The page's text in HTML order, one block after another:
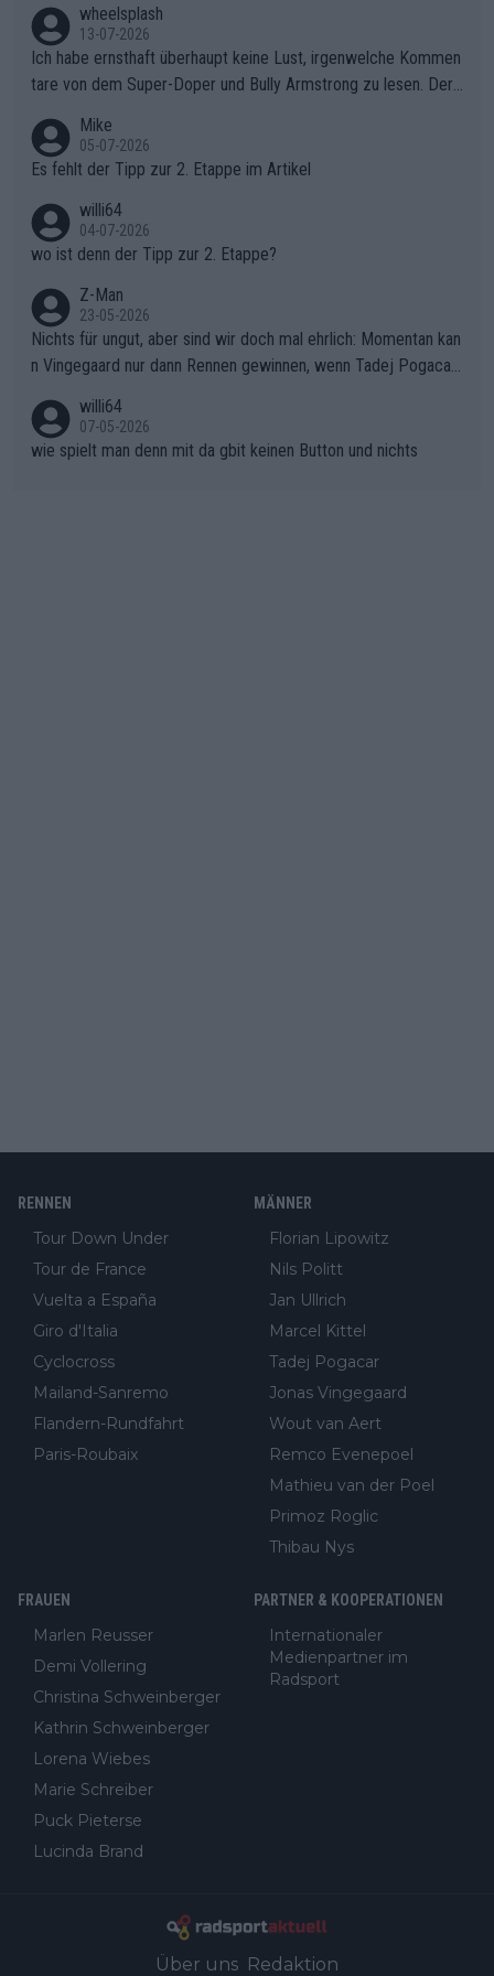
s Berges kontinuierlich auszubauen.Die Quittung im FinaleReus
sers Einbruch: Erst als Reusser komplett einbrach, übernahm V
ollering die Initiative.Zu spätes Erwachen: Zu diesem Zeitpunkt
war das Loch zu Niewiadoma bereits zu groß, um es im Allein
en.Teurer Sekundenpoker: Die Quittung sind nun 15 Sekunden
Rückstand im Gesamtklassement – ein Polster, das Niewiado
gibt. Diese Etappe wird sicher als der psychologische Wendep
unkt dieser Tour in die Geschichte eingehen. Wenn man bei so
einem harten Aufstieg einmal den Moment verpasst und der K
onkurrentin die "zweite Luft" schenkt, ist der Schaden am Ber
g kaum noch zu reparieren.Vor uns liegt nun das große Finale R
ichtung Nizza. Niewiadoma hat psychologisch Oberwasser, ab
er SD Worx und Vollering müssen jetzt All-In gehen. (gregman
n)
wheelsplash
13-07-2026
Ich habe ernsthaft überhaupt keine Lust, irgenwelche Kommen
tare von dem Super-Doper und Bully Armstrong zu lesen. Der
r die gehört nicht in dieses Medium!
Mike
05-07-2026
Es fehlt der Tipp zur 2. Etappe im Artikel
willi64
04-07-2026
wo ist denn der Tipp zur 2. Etappe?
Z-Man
23-05-2026
Nichts für ungut, aber sind wir doch mal ehrlich: Momentan kan
n Vingegaard nur dann Rennen gewinnen, wenn Tadej Pogacar
willi64
07-05-2026
wie spielt man denn mit da gbit keinen Button und nichts
RENNEN
Tour Down Under
Tour de France
Vuelta a España
Giro d'Italia
Cyclocross
Mailand-Sanremo
Flandern-Rundfahrt
Paris-Roubaix
MÄNNER
Florian Lipowitz
Nils Politt
Jan Ullrich
Marcel Kittel
Tadej Pogacar
Jonas Vingegaard
Wout van Aert
Remco Evenepoel
Mathieu van der Poel
Primoz Roglic
Thibau Nys
FRAUEN
Marlen Reusser
Demi Vollering
Christina Schweinberger
Kathrin Schweinberger
Lorena Wiebes
Marie Schreiber
Puck Pieterse
Lucinda Brand
PARTNER & KOOPERATIONEN
Internationaler
Medienpartner im
Radsport
Über uns Redaktion